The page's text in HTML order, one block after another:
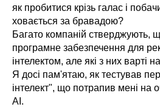
як пробитися крізь галас і
ховається за бравадою?
Багато компаній стверджують,
програмне забезпечення для
інтелектом, але які з них варті
Я досі пам'ятаю, як тестував
інтелект", що потрапив мені на
AI.